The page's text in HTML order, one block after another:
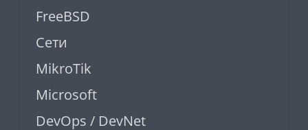
FreeBSD
Сети
MikroTik
Microsoft
DevOps / DevNet